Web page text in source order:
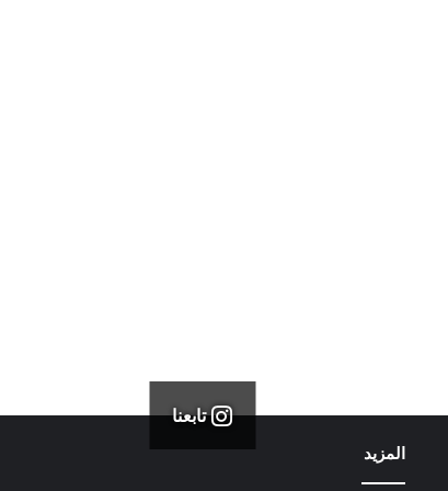
تابعنا
المزيد